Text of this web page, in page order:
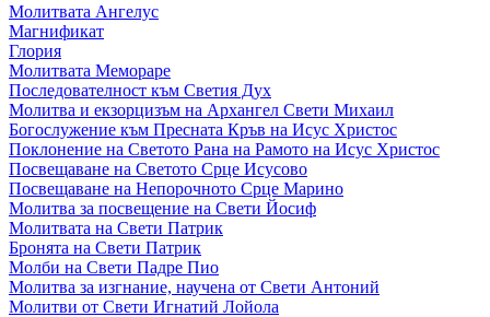
Молитвата Ангелус
Магнификат
Глория
Молитвата Мемораре
Последователност към Светия Дух
Молитва и екзорцизъм на Архангел Свети Михаил
Богослужение към Пресната Кръв на Исус Христос
Поклонение на Светото Рана на Рамото на Исус Христос
Посвещаване на Светото Срце Исусово
Посвещаване на Непорочното Срце Марино
Молитва за посвещение на Свети Йосиф
Молитвата на Свети Патрик
Бронята на Свети Патрик
Молби на Свети Падре Пио
Молитва за изгнание, научена от Свети Антоний
Молитви от Свети Игнатий Лойола